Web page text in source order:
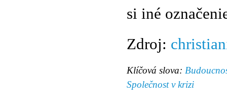
si iné
Zdroj:
Klíčová slova:
Společnost v krizi